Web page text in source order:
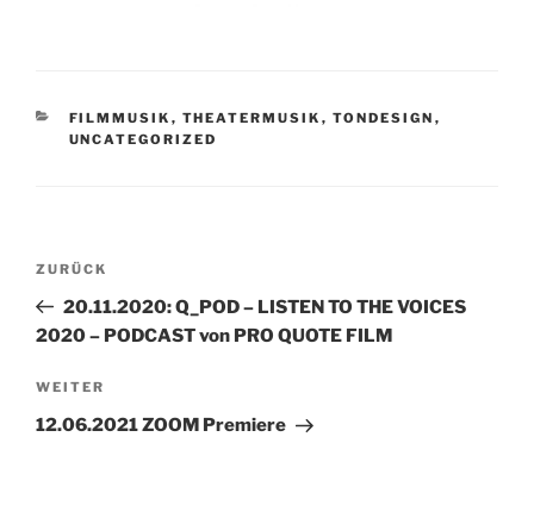
KATEGORIEN
FILMMUSIK , THEATERMUSIK , TONDESIGN ,
UNCATEGORIZED
Beitragsnavigation
Vorheriger
Beitrag
ZURÜCK
20.11.2020: Q_POD – LISTEN TO THE VOICES
2020 – PODCAST von PRO QUOTE FILM
Nächster
Beitrag
WEITER
12.06.2021 ZOOM Premiere